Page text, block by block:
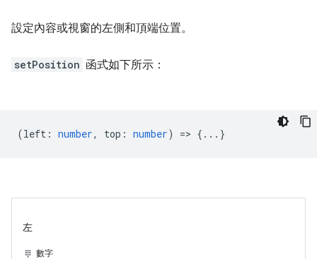
設定內容或視窗的左側和頂端位置。
setPosition 函式如下所示：
(left : number, top : number) => {...}
左
數字